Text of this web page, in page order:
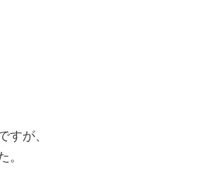
すが、
。